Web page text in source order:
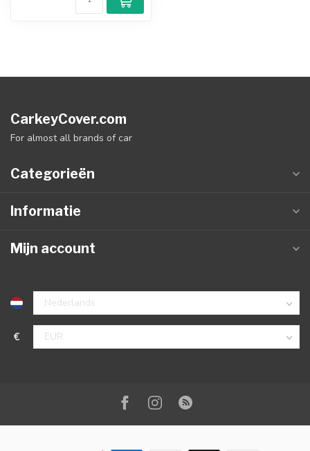
CarkeyCover.com
For almost all brands of car
Categorieën
Informatie
Mijn account
€